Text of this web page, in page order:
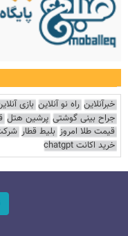
خبرآنلاین راه نو آنلاین بازی
جراح بینی گوشتی پرشین هتل
قیمت طلا امروز بلیط قطار
خرید اکانت chatgpt